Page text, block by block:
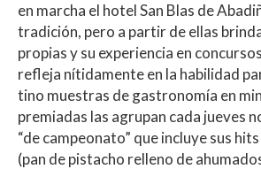
en marcha el hotel San Blas de
tradición, pero a partir de ellas
propias y su experiencia en
refleja nítidamente en la habilidad
tino muestras de gastronomía en
premiadas las agrupan cada jueves
“de campeonato” que incluye sus hits
(pan de pistacho relleno de